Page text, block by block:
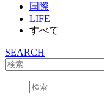
国際
LIFE
すべて
SEARCH